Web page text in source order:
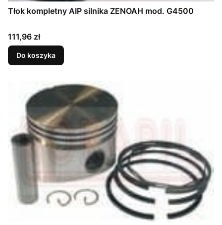
Tłok kompletny AIP silnika ZENOAH mod. G4500
Cena
111,96 zł
Do koszyka